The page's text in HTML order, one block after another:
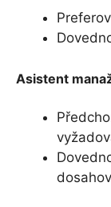
Asistent